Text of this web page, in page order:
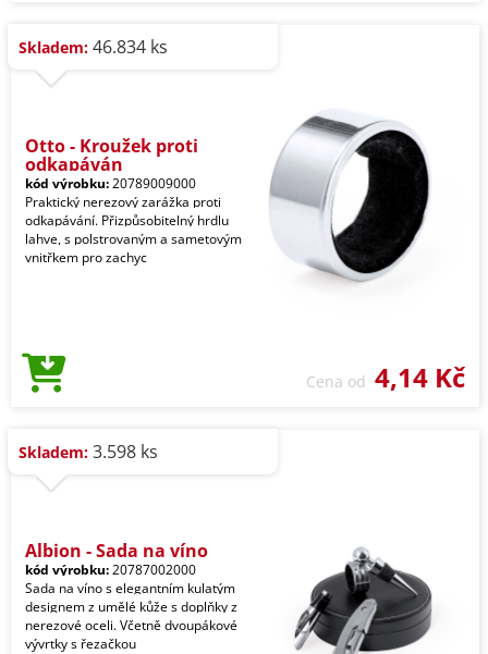
Skladem: 46.834 ks
Otto - Kroužek proti
odkapáván
kód výrobku:20789009000
Praktický nerezový zarážka proti
odkapávání. Přizpůsobitelný hrdlu
lahve, s polstrovaným a sametovým
vnitřkem pro zachyc
Cena od 4,14 Kč
Skladem: 3.598 ks
Albion - Sada na víno
kód výrobku:20787002000
Sada na víno s elegantním kulatým
designem z umělé kůže s doplňky z
nerezové oceli. Včetně dvoupákové
vývrtky s řezačkou